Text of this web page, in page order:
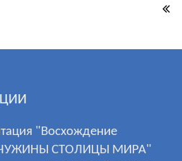
"Восхождение
СТОЛИЦЫ МИРА"